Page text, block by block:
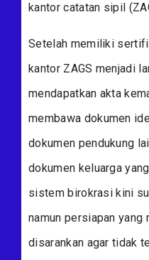
kantor catatan sipil
Setelah memiliki
kantor ZAGS menjadi
mendapatkan akta
membawa dokumen
dokumen pendukung
dokumen keluarga
sistem birokrasi kini
namun persiapan yang
disarankan agar tidak